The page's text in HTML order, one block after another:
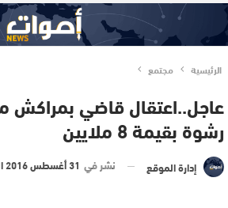
الرئيسية مجتمع
عاجل..اعتقال قاضي بمراكش
رشوة بقيمة 8 ملايين
إدارة الموقع نشر في 31 أغسطس 2016 الساعة 12 و 21 دقيقة